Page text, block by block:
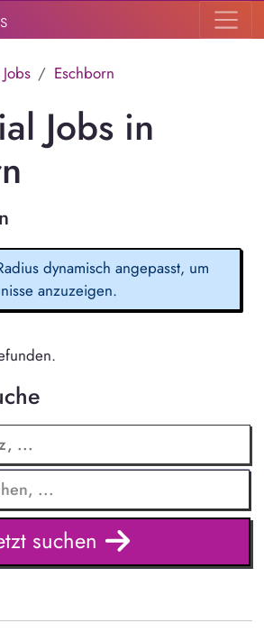
Eschborn
Jobs in
dynamisch angepasst, um
anzuzeigen.
suchen